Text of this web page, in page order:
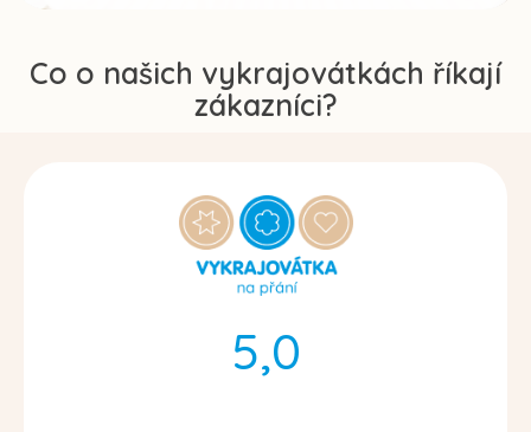
Co o našich vykrajovátkách říkají
zákazníci?
5,0